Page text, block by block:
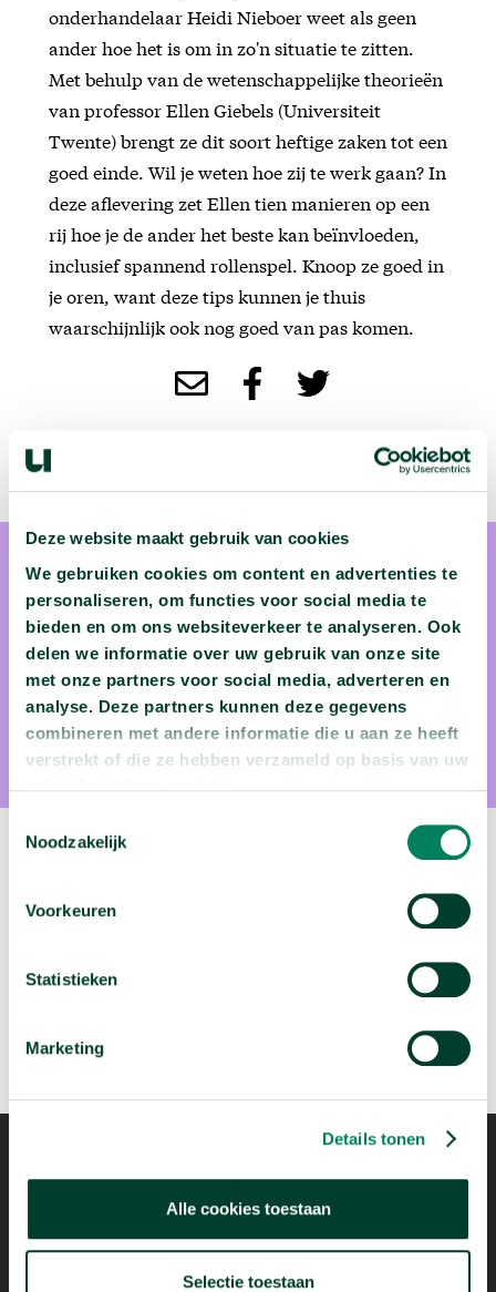
Deze website maakt gebruik van cookies
We gebruiken cookies om content en advertenties te
personaliseren, om functies voor social media te
bieden en om ons websiteverkeer te analyseren. Ook
delen we informatie over uw gebruik van onze site
met onze partners voor social media, adverteren en
analyse. Deze partners kunnen deze gegevens
combineren met andere informatie die u aan ze heeft
verstrekt of die ze hebben verzameld op basis van uw
Noodzakelijk
Voorkeuren
Statistieken
Marketing
Details tonen
Alle cookies toestaan
Selectie toestaan
onderhandelaar Heidi Nieboer weet als geen
ander hoe het is om in zo'n situatie te zitten.
Met behulp van de wetenschappelijke theorieën
van professor Ellen Giebels (Universiteit
Twente) brengt ze dit soort heftige zaken tot een
goed einde. Wil je weten hoe zij te werk gaan? In
deze aflevering zet Ellen tien manieren op een
rij hoe je de ander het beste kan beïnvloeden,
inclusief spannend rollenspel. Knoop ze goed in
je oren, want deze tips kunnen je thuis
waarschijnlijk ook nog goed van pas komen.
Ellen Giebels
Ellen Giebels is psycholoog
Volgende video:
Mogelijk dankzij